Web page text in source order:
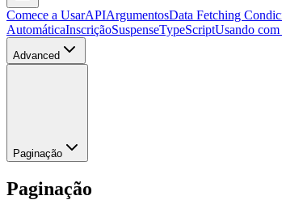
Comece a UsarAPIArgumentosData Fetching
AutomáticaInscriçãoSuspenseTypeScriptUsando
Advanced
Paginação
Paginação